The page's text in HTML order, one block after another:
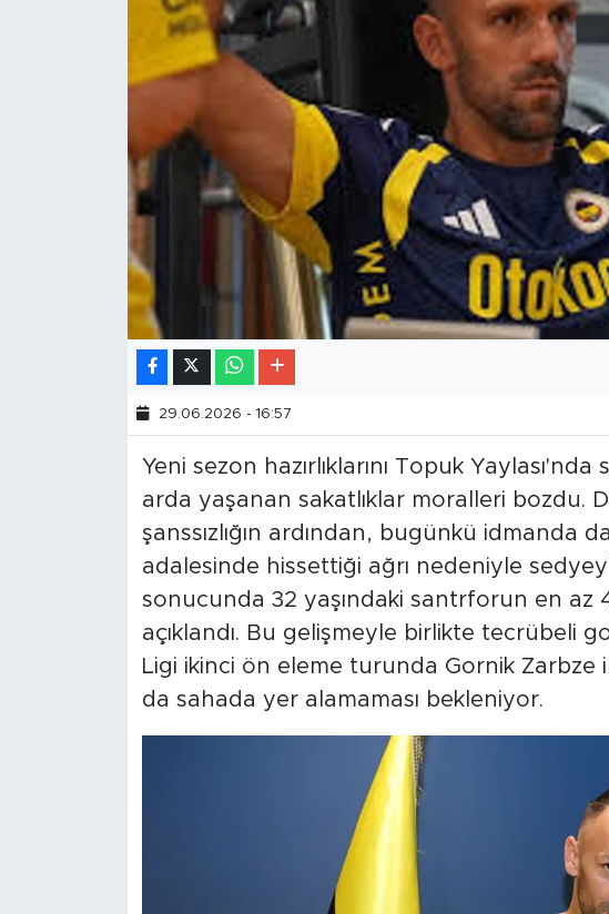
29.06.2026 - 16:57
Yeni sezon hazırlıklarını Topuk
arda yaşanan sakatlıklar moralleri bozdu.
şanssızlığın ardından, bugünkü idmanda
adalesinde hissettiği ağrı nedeniyle
sonucunda 32 yaşındaki santrforun en az
açıklandı. Bu gelişmeyle birlikte tecrübeli
Ligi ikinci ön eleme turunda Gornik Zarbze
da sahada yer alamaması bekleniyor.